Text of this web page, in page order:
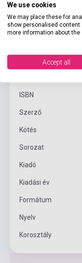
Termékjellemzők
ISBN
Szerző
Kötés
Sorozat
Kiadó
Kiadási év
Formátum
Nyelv
Korosztály
We use cookies
We may place these for
show personalised content
more information about the
Accept all